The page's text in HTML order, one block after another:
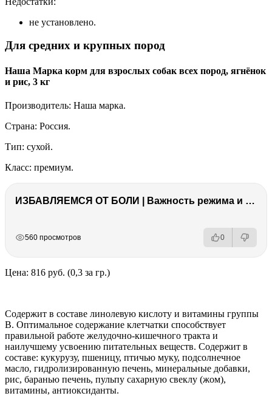
не установлено.
Для средних и крупных пород
Наша Марка корм для взрослых собак всех пород, ягнёнок
и рис, 3 кг
Производитель: Наша марка.
Страна: Россия.
Тип: сухой.
Класс: премиум.
ИЗБАВЛЯЕМСЯ ОТ БОЛИ | Важность режима и питания
560 просмотров 0
Цена: 816 руб. (0,3 за гр.)
Содержит в составе линолевую кислоту и витамины группы
В. Оптимальное содержание клетчатки способствует
правильной работе желудочно-кишечного тракта и
наилучшему усвоению питательных веществ. Содержит в
составе: кукурузу, пшеницу, птичью муку, подсолнечное
масло, гидролизированную печень, минеральные добавки,
рис, баранью печень, пульпу сахарную свеклу (жом),
витамины, антиоксиданты.